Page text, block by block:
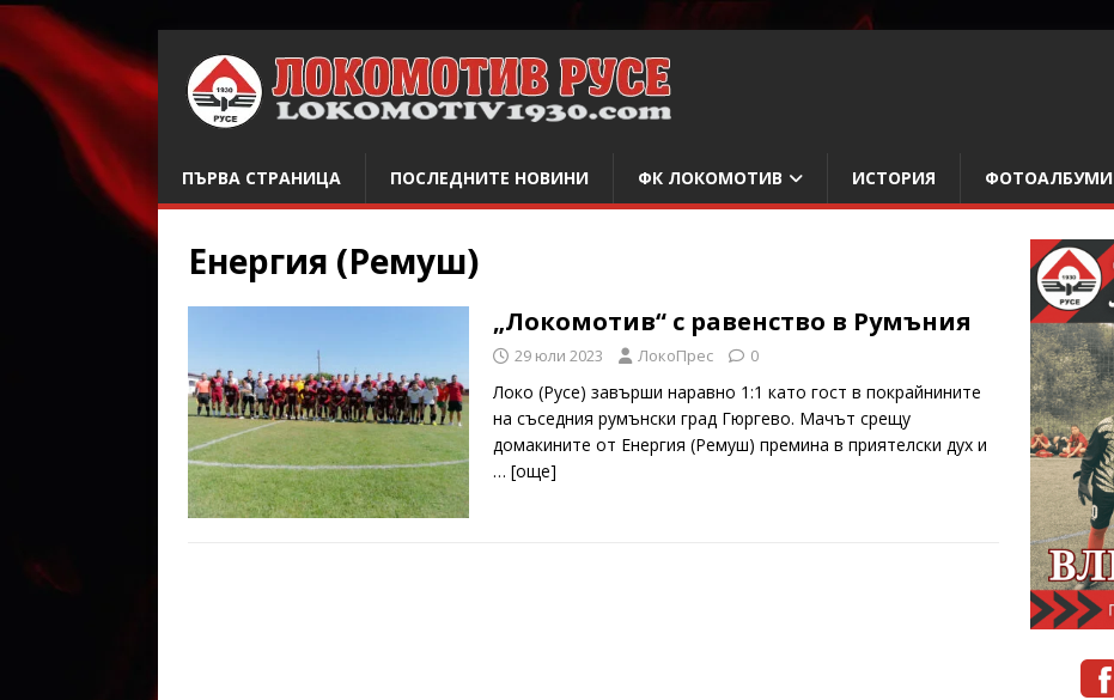
ПЪРВА СТРАНИЦА ПОСЛЕДНИТЕ НОВИНИ ФК ЛОКОМОТИВ ИСТОРИЯ ФОТОАЛБУМИ
Енергия (Ремуш)
„Локомотив“ с равенство в Румъния
29 юли 2023 ЛокоПрес 0
Локо (Русе) завърши наравно 1:1 като гост в покрайнините
на съседния румънски град Гюргево. Мачът срещу
домакините от Енергия (Ремуш) премина в приятелски дух и
… [oще]